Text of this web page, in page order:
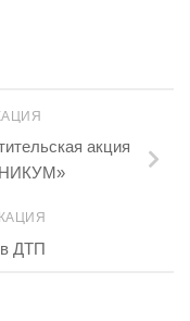
акция
ДТП